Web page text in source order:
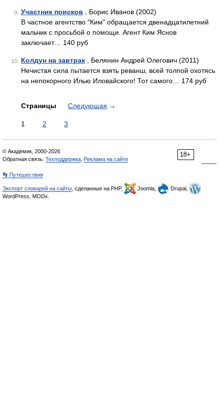
9 Участник поисков , Борис Иванов (2002)
В частное агентство "Ким" обращается двенадцатилетний
мальчик с просьбой о помощи. Агент Ким Яснов
заключает… 140 руб
10 Колдун на завтрак , Белянин Андрей Олегович (2011)
Нечистая сила пытается взять реванш, всей толпой охотясь
на непокорного Илью Иловайского! Тот самого… 174 руб
Страницы Следующая →
1 2 3
18+
© Академик, 2000-2026
Обратная связь: Техподдержка Реклама на сайте
👣 Путешествия
Экспорт словарей на сайты , сделанные на PHP, Joomla,
Drupal,
WordPress, MODx.